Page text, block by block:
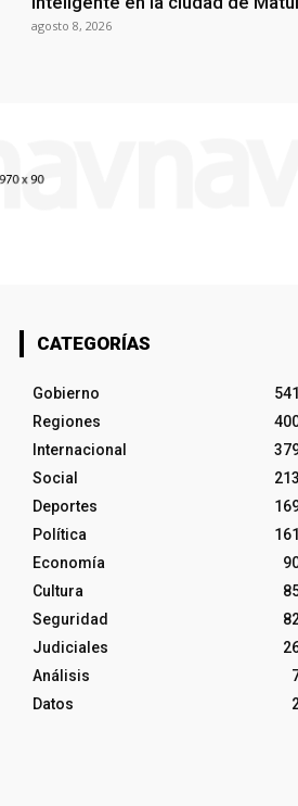
agosto 8, 2026
CATEGORÍAS
Gobierno
Regiones
Internacional
Social
Deportes
Política
Economía
Cultura
Seguridad
Judiciales
Análisis
Datos